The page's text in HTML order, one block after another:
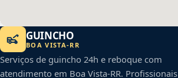
GUINCHO
BOA VISTA-RR
Serviços de guincho 24h e reboque com
atendimento em Boa Vista-RR. Profissionais